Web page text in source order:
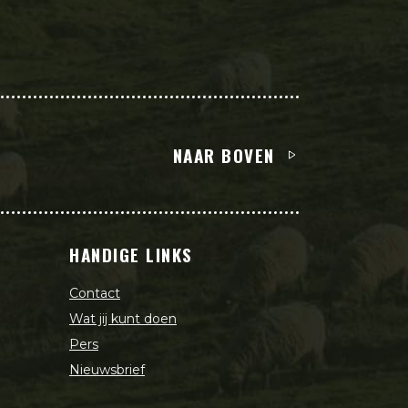
NAAR BOVEN
HANDIGE LINKS
Contact
Wat jij kunt doen
Pers
Nieuwsbrief